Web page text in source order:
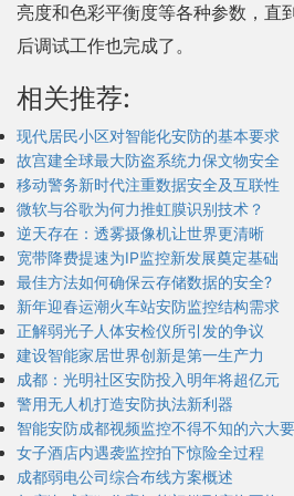
亮度和色彩平衡度等各种参数，直
后调试工作也完成了。
相关推荐:
现代居民小区对智能化安防的基本要求
故宫建全球最大防盗系统力保文物安全
移动警务新时代注重数据安全及互联性
微软与谷歌为何力推虹膜识别技术？
逆天存在：透雾摄像机让世界更清晰
宽带降费提速为IP监控新发展奠定基础
最佳方法如何确保云存储数据的安全?
新年迎春运潮火车站安防监控结构需求
正解弱光子人体安检仪所引发的争议
建设智能家居世界创新是第一生产力
成都：光明社区安防投入明年将超亿元
警用无人机打造安防执法新利器
智能安防成都视频监控不得不知的六大
女子酒店内遇袭监控拍下惊险全过程
成都弱电公司综合布线方案概述